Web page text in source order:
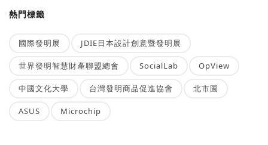
熱門標籤
國際發明展 JDIE日本設計創意暨發明展
世界發明智慧財產聯盟總會 SocialLab OpView
中國文化大學 台灣發明商品促進協會 北市圖
ASUS Microchip